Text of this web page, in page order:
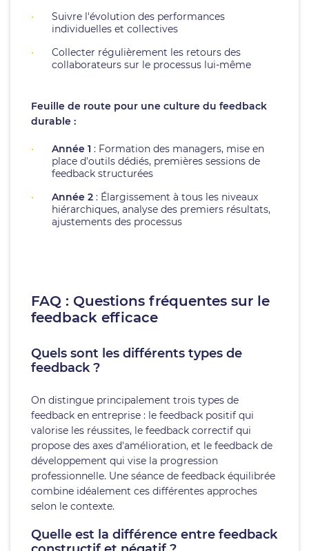
Suivre l'évolution des performances
individuelles et collectives
Collecter régulièrement les retours des
collaborateurs sur le processus lui-même
Feuille de route pour une culture du feedback
durable :
Année 1 : Formation des managers, mise en
place d'outils dédiés, premières sessions de
feedback structurées
Année 2 : Élargissement à tous les niveaux
hiérarchiques, analyse des premiers résultats,
ajustements des processus
FAQ : Questions fréquentes sur le
feedback efficace
Quels sont les différents types de
feedback ?
On distingue principalement trois types de
feedback en entreprise : le feedback positif qui
valorise les réussites, le feedback correctif qui
propose des axes d'amélioration, et le feedback de
développement qui vise la progression
professionnelle. Une séance de feedback équilibrée
combine idéalement ces différentes approches
selon le contexte.
Quelle est la différence entre feedback